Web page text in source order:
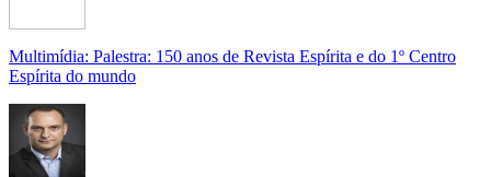
Multimídia: Palestra: 150 anos de Revista Espírita e do 1º Centro
Espírita do mundo